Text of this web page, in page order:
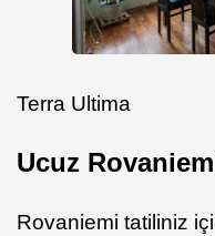
Terra Ultima
Ucuz
Rovaniemi tatiliniz